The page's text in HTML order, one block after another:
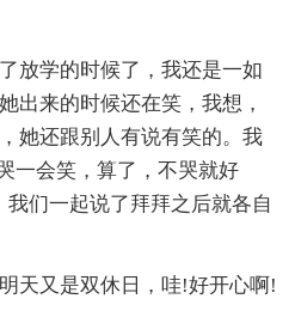
放学的时候了，我还是一如
出来的时候还在笑，我想，
她还跟别人有说有笑的。我
一会笑，算了，不哭就好
们一起说了拜拜之后就各自
天又是双休日，哇!好开心啊!